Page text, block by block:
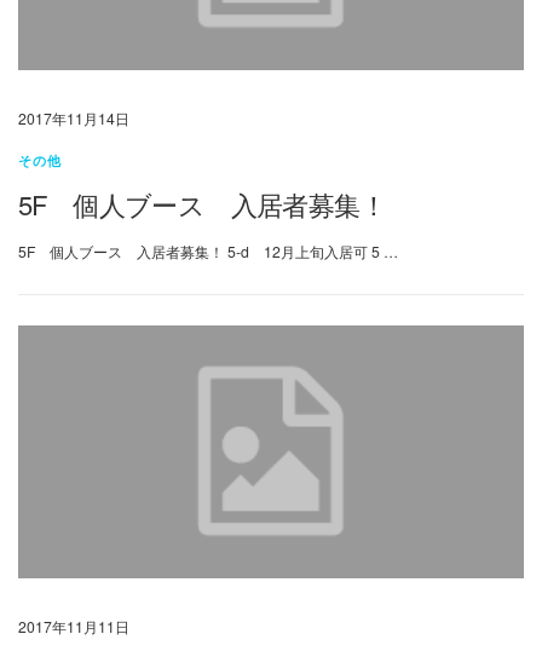
2017年11月14日
その他
5F 個人ブース 入居者募集！
5F 個人ブース 入居者募集！ 5-d 12月上旬入居可 5 …
2017年11月11日